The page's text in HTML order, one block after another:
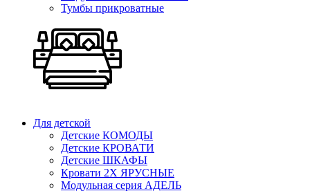
Тумбы прикроватные
Для детской
Детские КОМОДЫ
Детские КРОВАТИ
Детские ШКАФЫ
Кровати 2Х ЯРУСНЫЕ
Модульная серия АДЕЛЬ